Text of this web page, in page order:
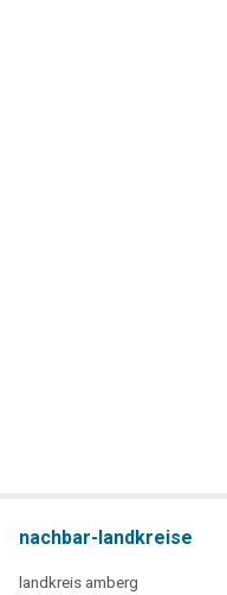
nachbar-landkreise
landkreis amberg